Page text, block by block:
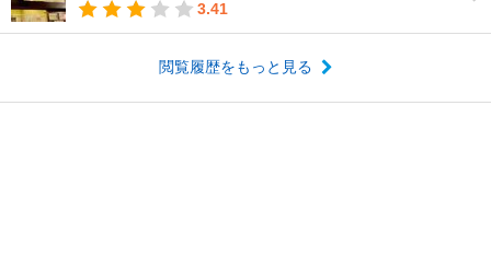
3.41
閲覧履歴をもっと見る